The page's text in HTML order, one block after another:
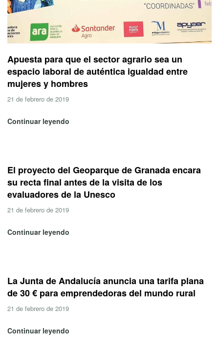
Apuesta para que el sector agrario sea un
espacio laboral de auténtica igualdad entre
mujeres y hombres
21 de febrero de 2019
Continuar leyendo
El proyecto del Geoparque de Granada encara
su recta final antes de la visita de los
evaluadores de la Unesco
21 de febrero de 2019
Continuar leyendo
La Junta de Andalucía anuncia una tarifa plana
de 30 € para emprendedoras del mundo rural
21 de febrero de 2019
Continuar leyendo